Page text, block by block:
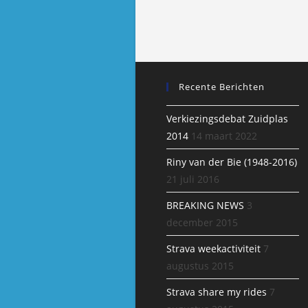
Recente Berichten
Verkiezingsdebat Zuidplas
2014 14 maart 2022
Riny van der Bie (1948-2016)
21 juli 2016
BREAKING NEWS 3
december 2015
Strava weekactiviteit 7
augustus 2015
Strava share my rides 7